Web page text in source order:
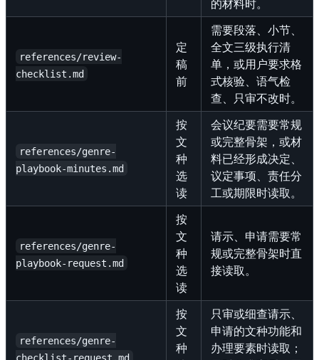
的材料时。
references/review-
checklist.md
定
稿
前
需要段落、小节、
全文三级执行清
单，或用户要求格
式核验、语气检
查、只审不改时。
references/genre-
playbook-minutes.md
按
文
种
选
读
会议纪要需要常规
或完整骨架，或材
料已经形成决定、
议定事项、责任分
工或期限时读取。
references/genre-
playbook-request.md
按
文
种
选
读
请示、申请需要常
规或完整骨架时直
接读取。
references/genre-
checklist-request.md
按
文
种
只审或细查请示、
申请的文种功能和
办理要素时读取；